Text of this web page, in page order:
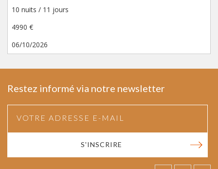
10 nuits / 11 jours
4990 €
06/10/2026
Restez informé via notre newsletter
S'INSCRIRE